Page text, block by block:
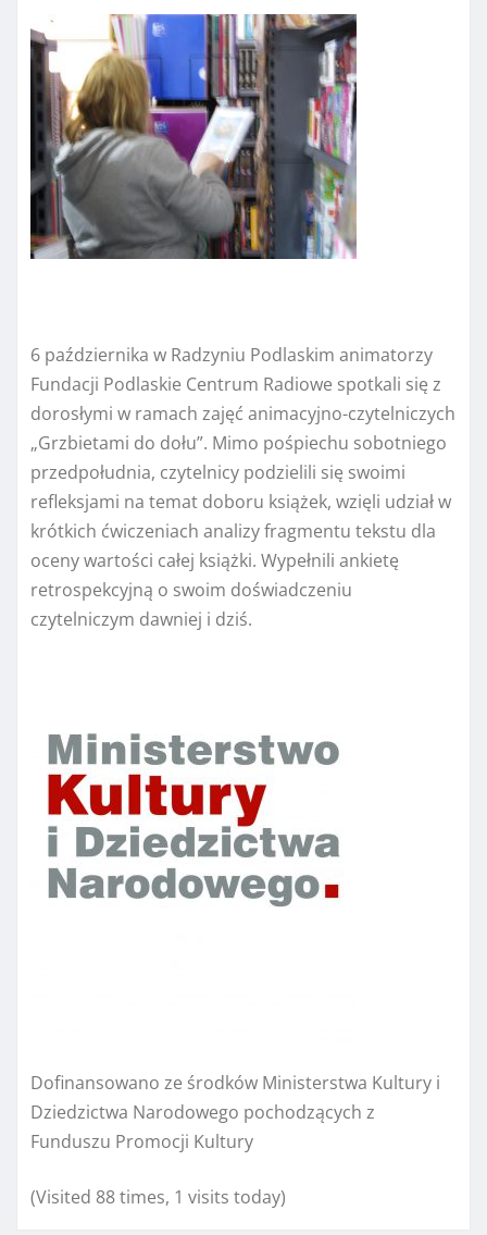
6 października w Radzyniu Podlaskim animatorzy
Fundacji Podlaskie Centrum Radiowe spotkali się z
dorosłymi w ramach zajęć animacyjno-czytelniczych
„Grzbietami do dołu”. Mimo pośpiechu sobotniego
przedpołudnia, czytelnicy podzielili się swoimi
refleksjami na temat doboru książek, wzięli udział w
krótkich ćwiczeniach analizy fragmentu tekstu dla
oceny wartości całej książki. Wypełnili ankietę
retrospekcyjną o swoim doświadczeniu
czytelniczym dawniej i dziś.
Dofinansowano ze środków Ministerstwa Kultury i
Dziedzictwa Narodowego pochodzących z
Funduszu Promocji Kultury
(Visited 88 times, 1 visits today)